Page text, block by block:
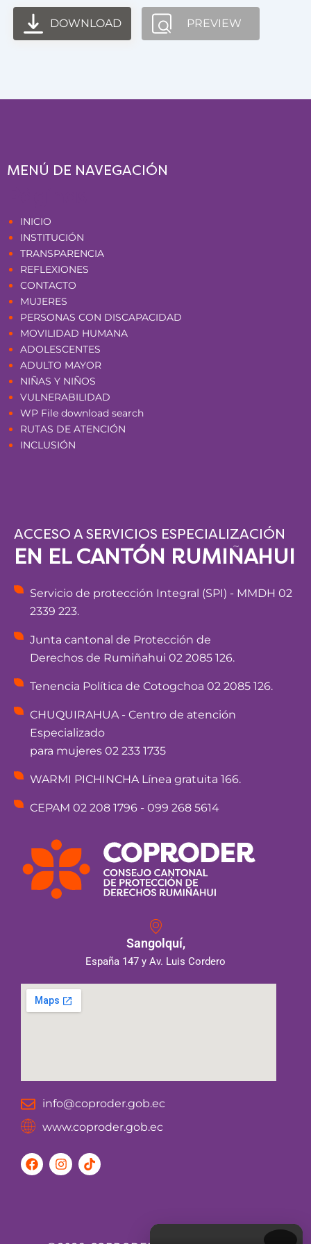
DOWNLOAD PREVIEW
MENÚ DE NAVEGACIÓN
INICIO
INSTITUCIÓN
TRANSPARENCIA
REFLEXIONES
CONTACTO
MUJERES
PERSONAS CON DISCAPACIDAD
MOVILIDAD HUMANA
ADOLESCENTES
ADULTO MAYOR
NIÑAS Y NIÑOS
VULNERABILIDAD
WP File download search
RUTAS DE ATENCIÓN
INCLUSIÓN
ACCESO A SERVICIOS ESPECIALIZACIÓN
EN EL CANTÓN RUMIÑAHUI
Servicio de protección Integral (SPI) - MMDH 02
2339 223.
Junta cantonal de Protección de
Derechos de Rumiñahui 02 2085 126.
Tenencia Política de Cotogchoa 02 2085 126.
CHUQUIRAHUA - Centro de atención
Especializado
para mujeres 02 233 1735
WARMI PICHINCHA Línea gratuita 166.
CEPAM 02 208 1796 - 099 268 5614
Sangolquí,
España 147 y Av. Luis Cordero
info@coproder.gob.ec
www.coproder.gob.ec
F
a
I
n
T
i